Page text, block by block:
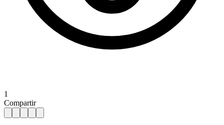
1
Compartir